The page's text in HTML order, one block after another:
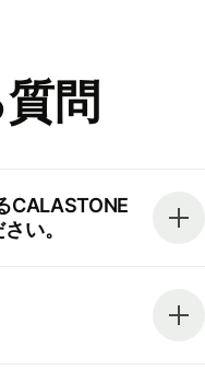
問
CALASTONE
い。